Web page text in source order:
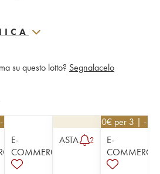
su questo lotto? Segnalacelo
E-
COMMERCE
ASTA 2
76,50€ per 3 | -
E-
COMMERCE